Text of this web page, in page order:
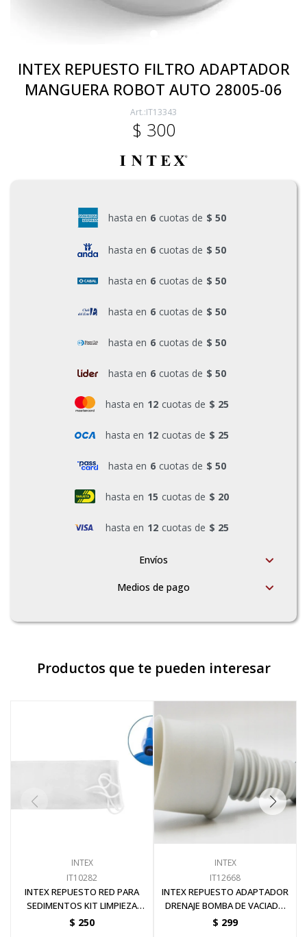
INTEX REPUESTO FILTRO ADAPTADOR
MANGUERA ROBOT AUTO 28005-06
IT13343
$ 300
hasta en 6 cuotas de $ 50
hasta en 6 cuotas de $ 50
hasta en 6 cuotas de $ 50
hasta en 6 cuotas de $ 50
hasta en 6 cuotas de $ 50
hasta en 6 cuotas de $ 50
hasta en 12 cuotas de $ 25
hasta en 12 cuotas de $ 25
hasta en 6 cuotas de $ 50
hasta en 15 cuotas de $ 20
hasta en 12 cuotas de $ 25
Envíos
Medios de pago
Productos que te pueden interesar
INTEX
IT10282
INTEX REPUESTO RED PARA
SEDIMENTOS KIT LIMPIEZA
28002
$ 250
INTEX
IT12668
INTEX REPUESTO ADAPTADOR
DRENAJE BOMBA DE VACIADO
28606
$ 299
Ferretería
Herramientas Eléctrica y Batería
Piscinas e Inflables